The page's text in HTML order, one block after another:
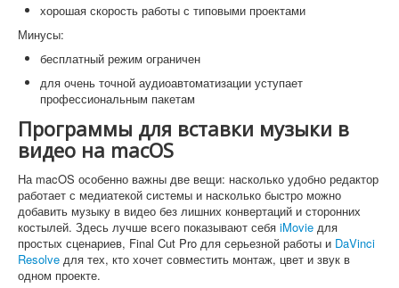
хорошая скорость работы с типовыми проектами
Минусы:
бесплатный режим ограничен
для очень точной аудиоавтоматизации уступает
профессиональным пакетам
Программы для вставки музыки в
видео на macOS
На macOS особенно важны две вещи: насколько удобно редактор
работает с медиатекой системы и насколько быстро можно
добавить музыку в видео без лишних конвертаций и сторонних
костылей. Здесь лучше всего показывают себя iMovie для
простых сценариев, Final Cut Pro для серьезной работы и DaVinci
Resolve для тех, кто хочет совместить монтаж, цвет и звук в
одном проекте.